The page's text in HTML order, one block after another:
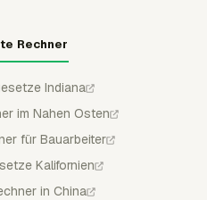
Rechner
Indiana
im Nahen Osten
für Bauarbeiter
Kalifornien
in China